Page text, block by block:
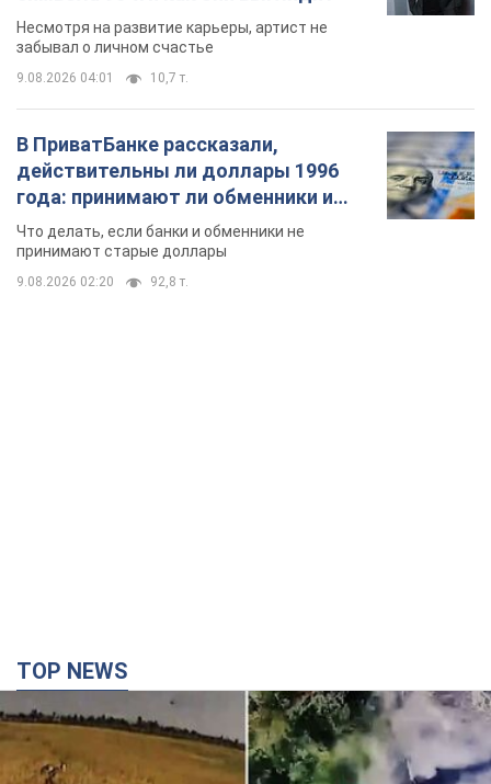
Несмотря на развитие карьеры, артист не
забывал о личном счастье
9.08.2026 04:01 10,7 т.
В ПриватБанке рассказали,
действительны ли доллары 1996
года: принимают ли обменники и
банки такие купюры
Что делать, если банки и обменники не
принимают старые доллары
9.08.2026 02:20 92,8 т.
TOP NEWS